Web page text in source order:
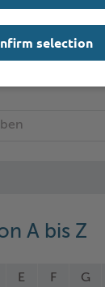
A bis Z
E F G
selection